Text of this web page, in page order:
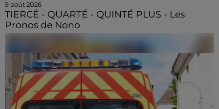
9 août 2026
TIERCÉ - QUARTÉ - QUINTÉ PLUS - Les
Pronos de Nono